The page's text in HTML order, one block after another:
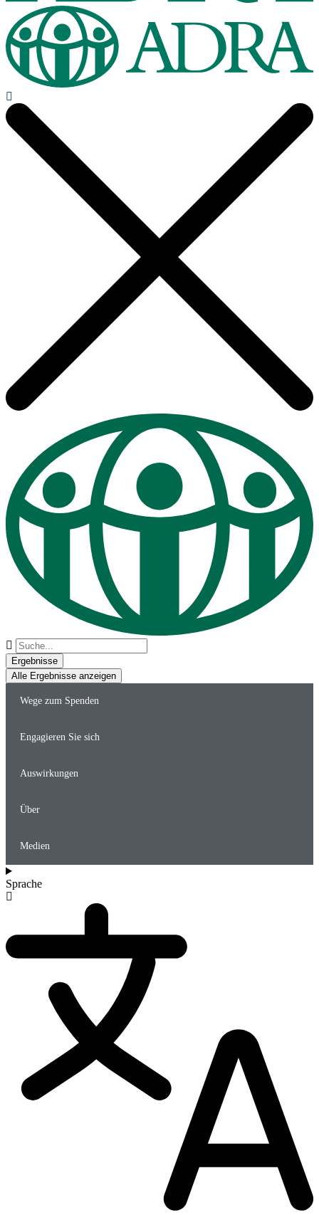
Suche
...Ergebnisse
Alle Ergebnisse anzeigen
Wege zum Spenden
Engagieren Sie sich
Auswirkungen
Über
Medien
Sprache